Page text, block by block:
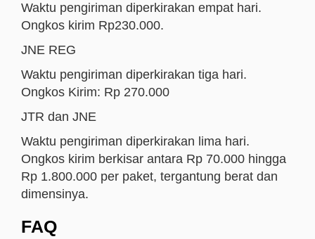
Waktu pengiriman diperkirakan empat hari.
Ongkos kirim Rp230.000.
JNE REG
Waktu pengiriman diperkirakan tiga hari.
Ongkos Kirim: Rp 270.000
JTR dan JNE
Waktu pengiriman diperkirakan lima hari.
Ongkos kirim berkisar antara Rp 70.000 hingga
Rp 1.800.000 per paket, tergantung berat dan
dimensinya.
FAQ